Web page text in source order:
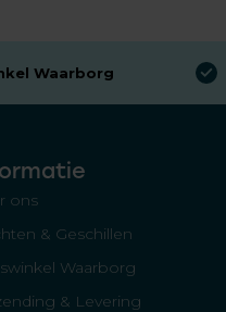
Waarborg
ons
& Geschillen
Waarborg
& Levering